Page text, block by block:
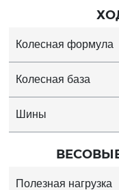
Колесная формула
Колесная база
Шины
Полезная нагрузка